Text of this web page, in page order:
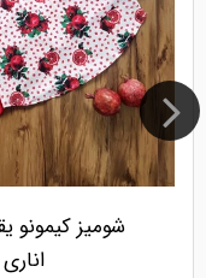
شومیز کیمونو
اناری